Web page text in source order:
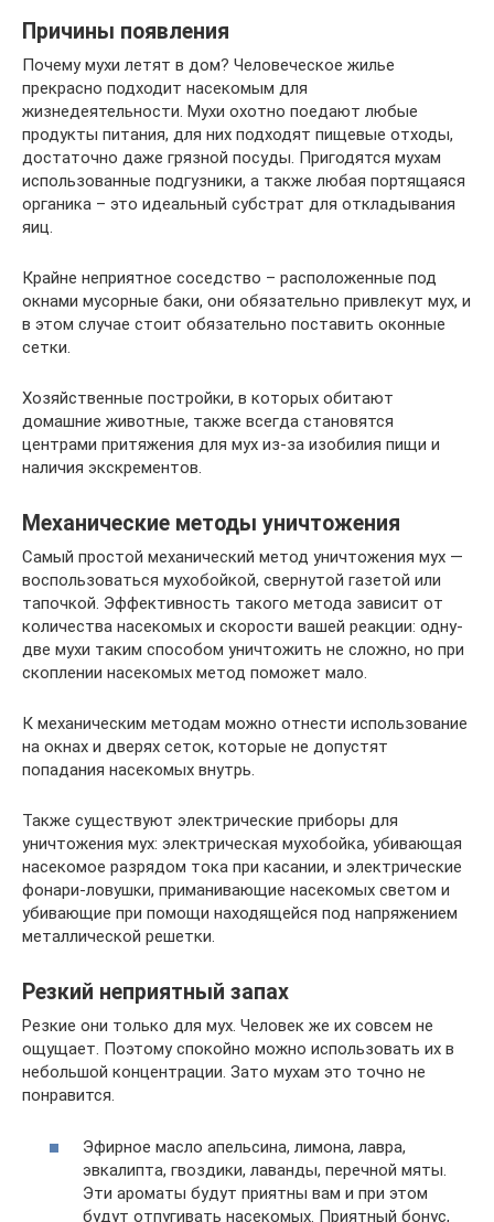
Причины появления
Почему мухи летят в дом? Человеческое жилье
прекрасно подходит насекомым для
жизнедеятельности. Мухи охотно поедают любые
продукты питания, для них подходят пищевые отходы,
достаточно даже грязной посуды. Пригодятся мухам
использованные подгузники, а также любая портящаяся
органика – это идеальный субстрат для откладывания
яиц.
Крайне неприятное соседство – расположенные под
окнами мусорные баки, они обязательно привлекут мух, и
в этом случае стоит обязательно поставить оконные
сетки.
Хозяйственные постройки, в которых обитают
домашние животные, также всегда становятся
центрами притяжения для мух из-за изобилия пищи и
наличия экскрементов.
Механические методы уничтожения
Самый простой механический метод уничтожения мух —
воспользоваться мухобойкой, свернутой газетой или
тапочкой. Эффективность такого метода зависит от
количества насекомых и скорости вашей реакции: одну-
две мухи таким способом уничтожить не сложно, но при
скоплении насекомых метод поможет мало.
К механическим методам можно отнести использование
на окнах и дверях сеток, которые не допустят
попадания насекомых внутрь.
Также существуют электрические приборы для
уничтожения мух: электрическая мухобойка, убивающая
насекомое разрядом тока при касании, и электрические
фонари-ловушки, приманивающие насекомых светом и
убивающие при помощи находящейся под напряжением
металлической решетки.
Резкий неприятный запах
Резкие они только для мух. Человек же их совсем не
ощущает. Поэтому спокойно можно использовать их в
небольшой концентрации. Зато мухам это точно не
понравится.
Эфирное масло апельсина, лимона, лавра,
эвкалипта, гвоздики, лаванды, перечной мяты.
Эти ароматы будут приятны вам и при этом
будут отпугивать насекомых. Приятный бонус,